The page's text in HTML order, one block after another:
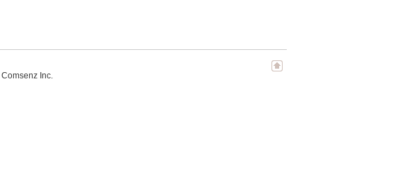
Comsenz Inc.